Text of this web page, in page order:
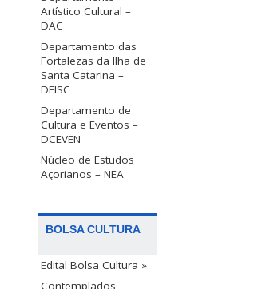
Artístico Cultural –
DAC
Departamento das
Fortalezas da Ilha de
Santa Catarina –
DFISC
Departamento de
Cultura e Eventos –
DCEVEN
Núcleo de Estudos
Açorianos – NEA
BOLSA CULTURA
Edital Bolsa Cultura »
Contemplados –